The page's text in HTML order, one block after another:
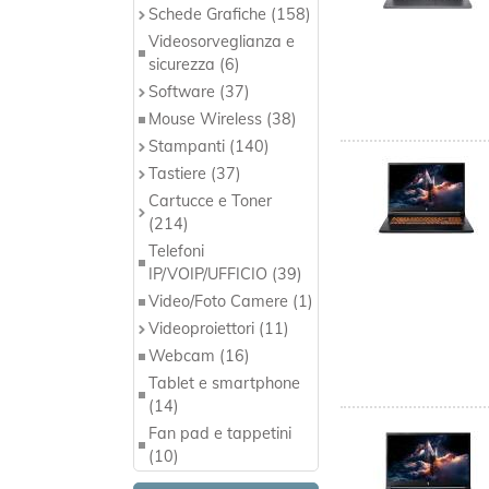
Schede Grafiche (158)
Videosorveglianza e
sicurezza (6)
Software (37)
Mouse Wireless (38)
Stampanti (140)
Tastiere (37)
Cartucce e Toner
(214)
Telefoni
IP/VOIP/UFFICIO (39)
Video/Foto Camere (1)
Videoproiettori (11)
Webcam (16)
Tablet e smartphone
(14)
Fan pad e tappetini
(10)